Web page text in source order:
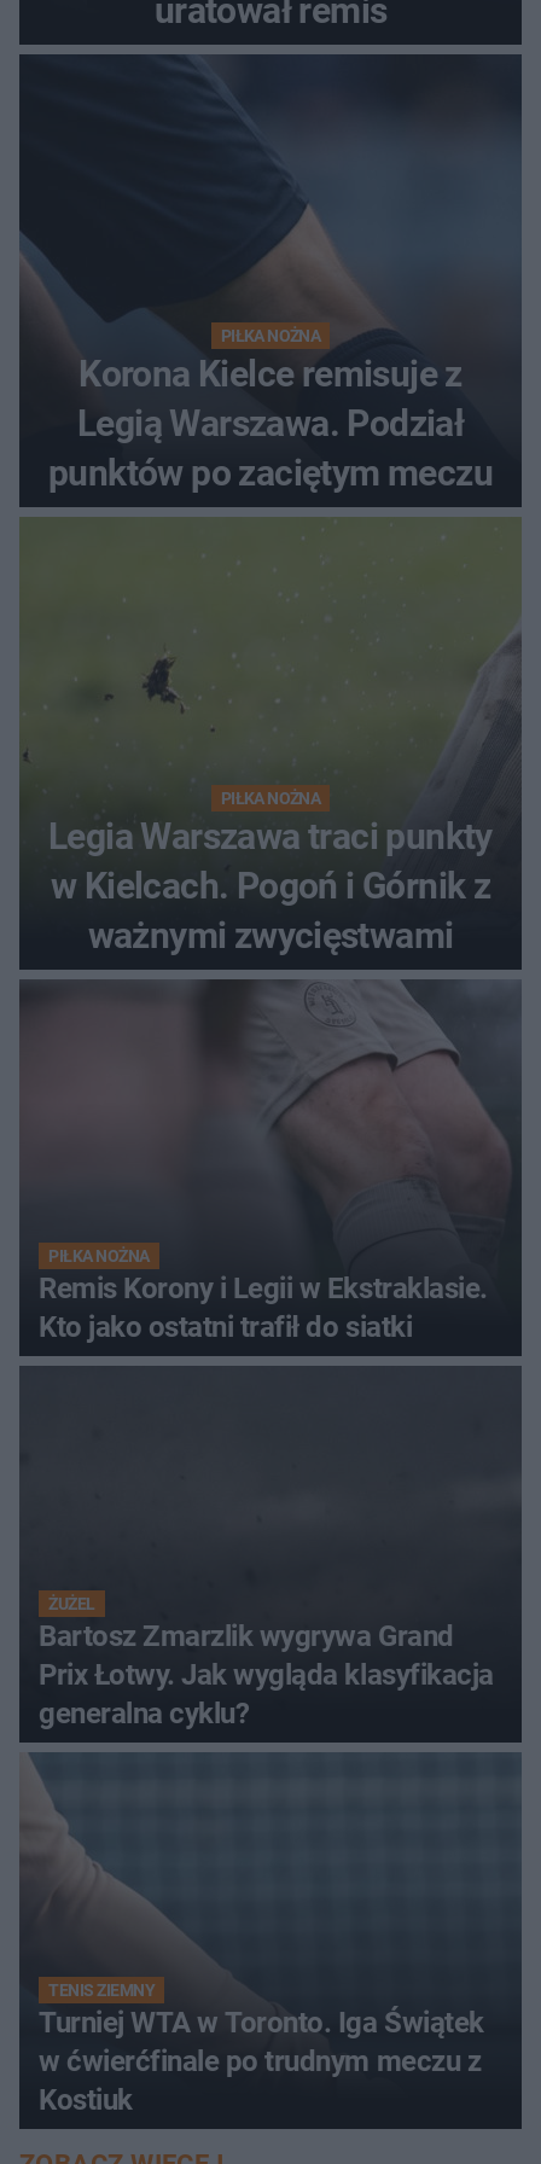
uratował remis
PIŁKA NOŻNA
Korona Kielce remisuje z
Legią Warszawa. Podział
punktów po zaciętym meczu
PIŁKA NOŻNA
Legia Warszawa traci punkty
w Kielcach. Pogoń i Górnik z
ważnymi zwycięstwami
PIŁKA NOŻNA
Remis Korony i Legii w Ekstraklasie.
Kto jako ostatni trafił do siatki
ŻUŻEL
Bartosz Zmarzlik wygrywa Grand
Prix Łotwy. Jak wygląda klasyfikacja
generalna cyklu?
TENIS ZIEMNY
Turniej WTA w Toronto. Iga Świątek
w ćwierćfinale po trudnym meczu z
Kostiuk